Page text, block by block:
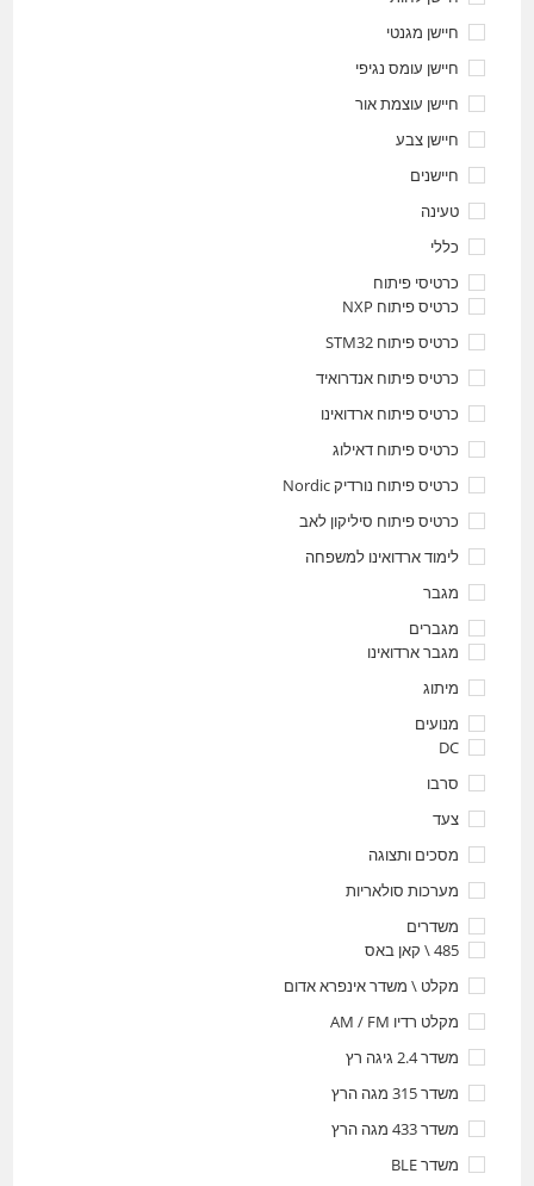
חיישן מגנטי
חיישן עומס נגיפי
חיישן עוצמת אור
חיישן צבע
חיישנים
טעינה
כללי
כרטיסי פיתוח
כרטיס פיתוח NXP
כרטיס פיתוח STM32
כרטיס פיתוח אנדרואיד
כרטיס פיתוח ארדואינו
כרטיס פיתוח דאילוג
כרטיס פיתוח נורדיק Nordic
כרטיס פיתוח סיליקון לאב
לימוד ארדואינו למשפחה
מגבר
מגברים
מגבר ארדואינו
מיתוג
מנועים
DC
סרבו
צעד
מסכים ותצוגה
מערכות סולאריות
משדרים
485 \ קאן באס
מקלט \ משדר אינפרא אדום
מקלט רדיו AM / FM
משדר 2.4 גיגה רץ
משדר 315 מגה הרץ
משדר 433 מגה הרץ
משדר BLE